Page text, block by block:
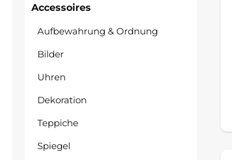
Accessoires
Aufbewahrung & Ordnung
Bilder
Uhren
Dekoration
Teppiche
Spiegel